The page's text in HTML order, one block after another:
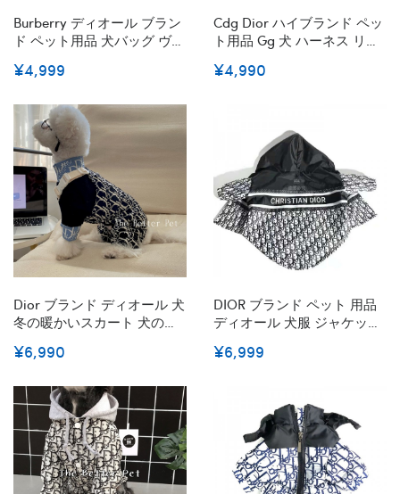
Burberry ディオール ブラン
ド ペット用品 犬バッグ ヴィ
バーバリー 犬斜め掛けバッ
お出かけ 収納バッグ おしゃ
れ ドッグ用品 ミニ鞄 テディ
ポメラニアン 中小型 ペット
適応
¥4,999
Cdg Dior ハイブランド ペッ
ト用品 Gg 犬 ハーネス リー
トン 牽引ロープ 2点セット
性 子犬用 柔らかい S~XL 激
安 送料無料
¥4,990
Dior ブランド ディオール 犬
冬の暖かいスカート 犬のス
トのコスチューム ドレスボ
テル 綿の中犬の服 L~2XL
¥6,990
DIOR ブランド ペット 用品
ディオール 犬服 ジャケット
オール ファッション 帽子付
ペットウェア
¥6,999